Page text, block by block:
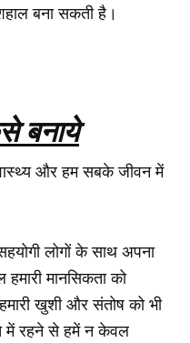
बना सकती है।
बनाये
और हम सबके जीवन में
लोगों के साथ अपना
मानसिकता को
खुशी और संतोष को भी
में रहने से हमें न केवल